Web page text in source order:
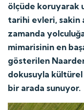
ölçüde koruyarak
tarihi evleri,
zamanda
mimarisinin en
gösterilen
dokusuyla
bir arada sunuyor.